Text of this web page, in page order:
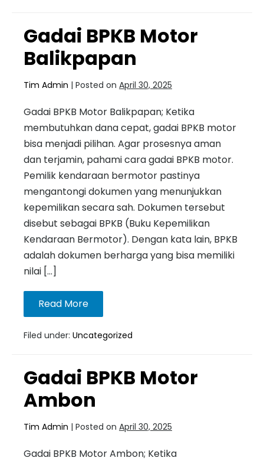
Gadai BPKB Motor
Balikpapan
Tim Admin | Posted on April 30, 2025
Gadai BPKB Motor Balikpapan; Ketika
membutuhkan dana cepat, gadai BPKB motor
bisa menjadi pilihan. Agar prosesnya aman
dan terjamin, pahami cara gadai BPKB motor.
Pemilik kendaraan bermotor pastinya
mengantongi dokumen yang menunjukkan
kepemilikan secara sah. Dokumen tersebut
disebut sebagai BPKB (Buku Kepemilikan
Kendaraan Bermotor). Dengan kata lain, BPKB
adalah dokumen berharga yang bisa memiliki
nilai […]
Read More
Filed under: Uncategorized
Gadai BPKB Motor
Ambon
Tim Admin | Posted on April 30, 2025
Gadai BPKB Motor Ambon; Ketika